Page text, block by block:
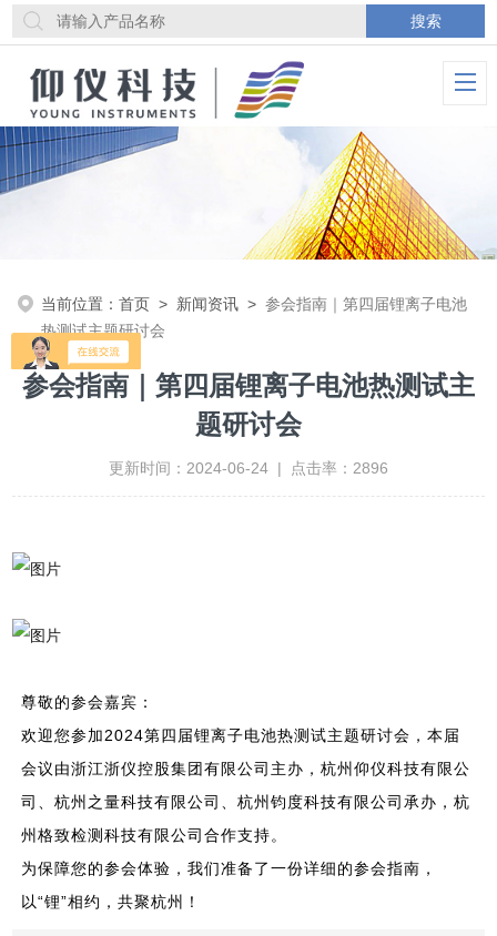
当前位置：首页 > 新闻资讯 >参会指南｜第四届锂离子电池
热测试主题研讨会
参会指南｜第四届锂离子电池热测试主
题研讨会
更新时间：2024-06-24 | 点击率：2896
尊敬的参会嘉宾：
欢迎您参加2024第四届锂离子电池热测试主题研讨会，本届
会议由浙江浙仪控股集团有限公司主办，杭州仰仪科技有限公
司、杭州之量科技有限公司、杭州钧度科技有限公司承办，杭
州格致检测科技有限公司合作支持。
为保障您的参会体验，我们准备了一份详细的参会指南，
以“锂”相约，共聚杭州！